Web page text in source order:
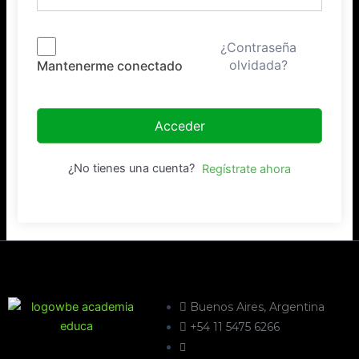
Mantenerme conectado
¿Contraseña
olvidada?
Acceder
¿No tienes una cuenta? Regístrate ahora
Buenos Aires, Argentina
+54 11 5475 6266